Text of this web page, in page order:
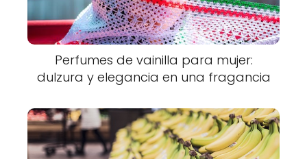
Perfumes de vainilla para mujer:
dulzura y elegancia en una fragancia